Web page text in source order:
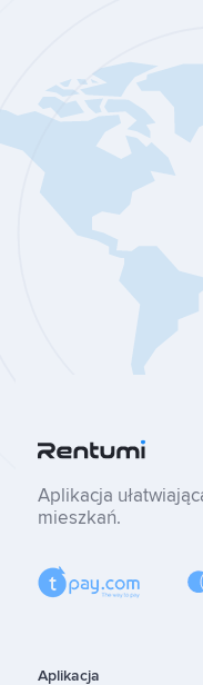
Aplikacja
mieszkań.
Aplikacja